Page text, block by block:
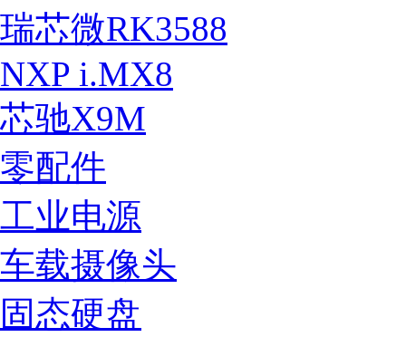
瑞芯微RK3588
NXP i.MX8
芯驰X9M
零配件
工业电源
车载摄像头
固态硬盘